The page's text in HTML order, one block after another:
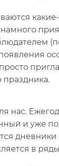
праздника.
нас.
и уже
в